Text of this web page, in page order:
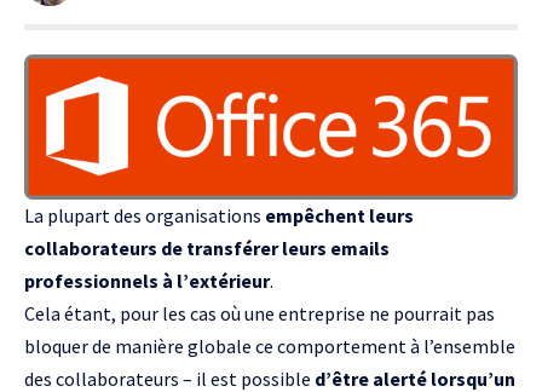
La plupart des organisations empêchent leurs
collaborateurs de transférer leurs emails
professionnels à l’extérieur.
Cela étant, pour les cas où une entreprise ne pourrait pas
bloquer de manière globale ce comportement à l’ensemble
des collaborateurs – il est possible d’être alerté lorsqu’un